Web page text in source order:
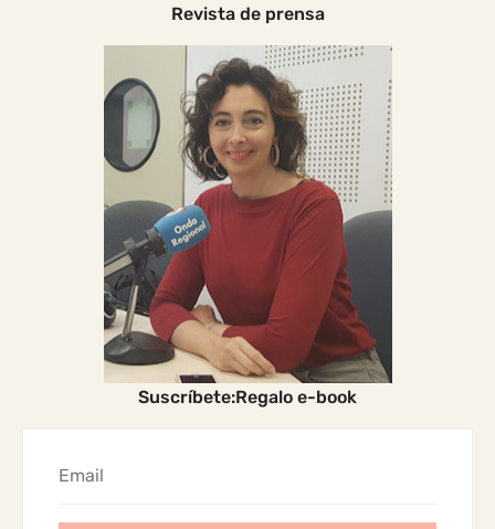
Revista de prensa
Suscríbete:Regalo e-book